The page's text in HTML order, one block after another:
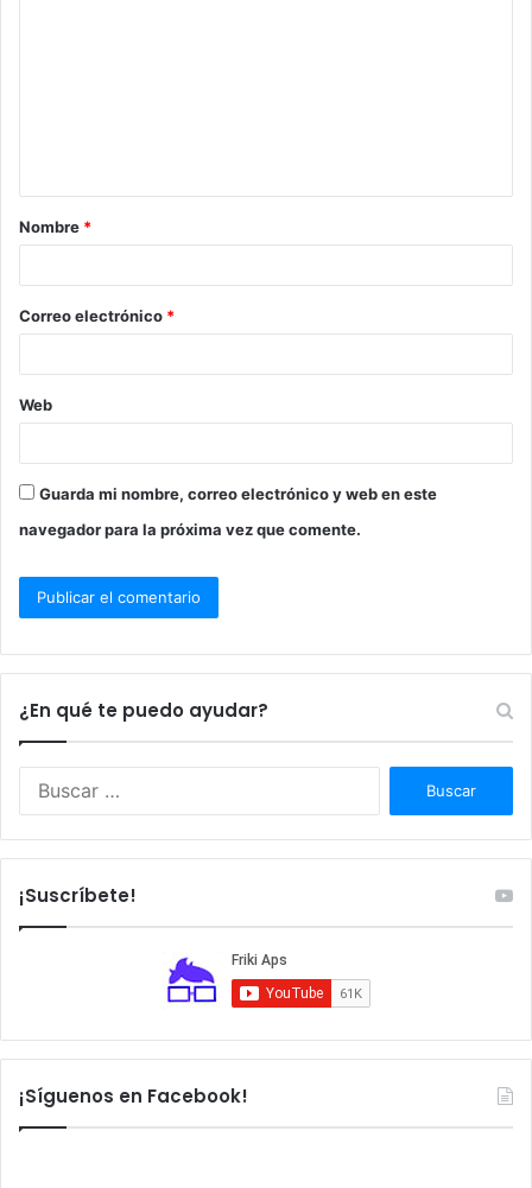
a
r
*
Nombre *
Correo electrónico *
Web
Guarda mi nombre, correo electrónico y web en este
navegador para la próxima vez que comente.
¿En qué te puedo ayudar?
¡Suscríbete!
¡Síguenos en Facebook!